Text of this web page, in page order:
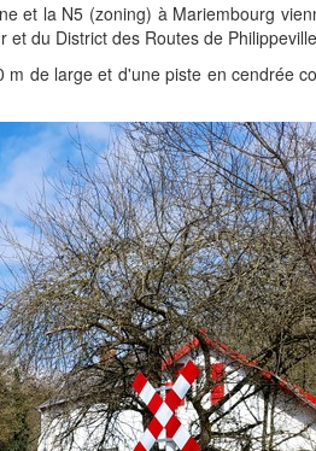
et la N5 (zoning) à Mariembourg
du District des Routes de
de large et d'une piste en cendrée